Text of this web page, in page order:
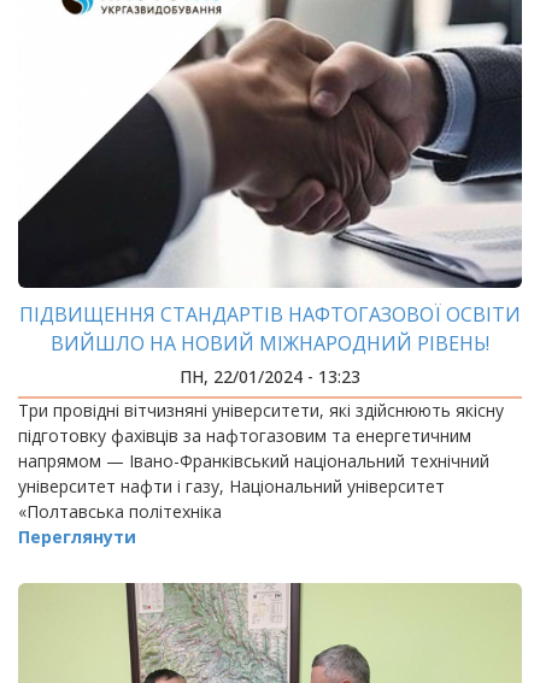
ПІДВИЩЕННЯ СТАНДАРТІВ НАФТОГАЗОВОЇ ОСВІТИ
ВИЙШЛО НА НОВИЙ МІЖНАРОДНИЙ РІВЕНЬ!
ПН, 22/01/2024 - 13:23
Три провідні вітчизняні університети, які здійснюють якісну
підготовку фахівців за нафтогазовим та енергетичним
напрямом — Івано-Франківський національний технічний
університет нафти і газу, Національний університет
«Полтавська політехніка
Переглянути